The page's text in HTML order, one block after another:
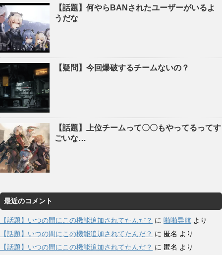
【話題】何やらBANされたユーザーがいるよ
うだな
【疑問】今回爆破するチームないの？
【話題】上位チームって〇〇もやってるってす
ごいな…
最近のコメント
【話題】いつの間にこの機能追加されてたんだ？ に 啪啪导航 より
【話題】いつの間にこの機能追加されてたんだ？ に 匿名 より
【話題】いつの間にこの機能追加されてたんだ？ に 匿名 より